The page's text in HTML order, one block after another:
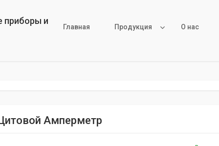
приборы и
Главная Продукция О нас
Амперметр